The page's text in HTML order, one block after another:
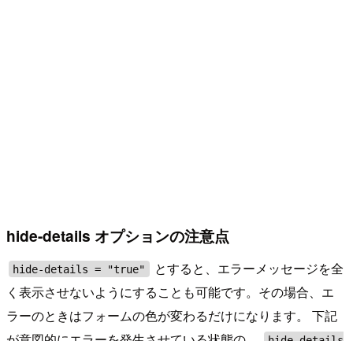
hide-details オプションの注意点
hide-details = "true"
とすると、エラーメッセージを全
く表示させないようにすることも可能です。その場合、エ
ラーのときはフォームの色が変わるだけになります。 下記